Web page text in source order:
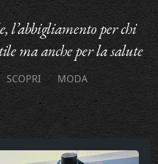
l’abbigliamento per chi
ma anche per la salute
SCOPRI MODA